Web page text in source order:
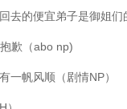
去的便宜弟子是御姐们
歉（abo np)
一帆风顺（剧情NP）